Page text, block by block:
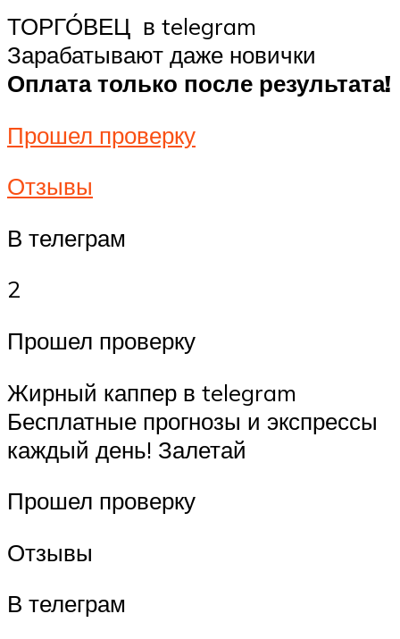
ТОРГО́ВЕЦ ️ в telegram
Зарабатывают даже новички
Оплата только после результата!
Прошел проверку
Отзывы
В телеграм
2
Прошел проверку
Жирный каппер в telegram
Бесплатные прогнозы и экспрессы
каждый день! Залетай
Прошел проверку
Отзывы
В телеграм